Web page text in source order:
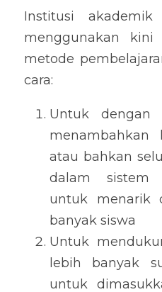
Institusi
menggunakan kini
metode
cara:
Untuk dengan
menambahkan
atau bahkan
dalam sistem
untuk menarik
banyak siswa
Untuk
lebih banyak
untuk